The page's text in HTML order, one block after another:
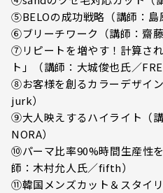
⑤BELOの成功戦略（講師：島
⑥ブリーチワーク（講師：齋
⑦リピートを増やす！計算さ
ト」（講師：大城俊也氏／
⑧お客様を創るカラーデザイ
jurk）
⑨大人映えするハイライト（
NORA）
⑩パーマ比率90%時間生産性
師：木村允人氏／fifth）
⑪韓国メンズカット＆スタイリ